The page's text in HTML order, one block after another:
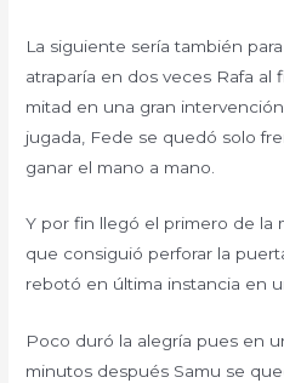
La siguiente sería también
atraparía en dos veces Rafa al
mitad en una gran
jugada, Fede se quedó solo
ganar el mano a mano.
Y por fin llegó el primero de la
que consiguió perforar la
rebotó en última instancia en
Poco duró la alegría pues en
minutos después Samu se